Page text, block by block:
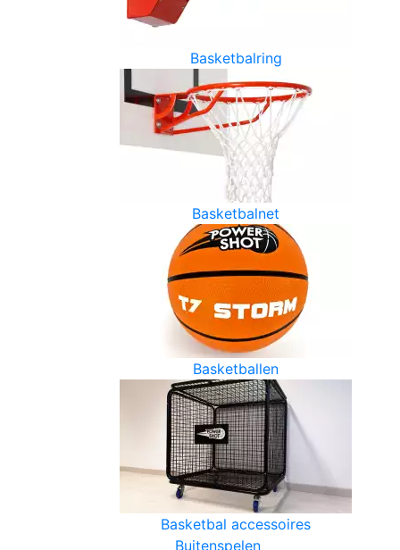
Basketbalring
Basketbalnet
Basketballen
Basketbal accessoires
Buitenspelen